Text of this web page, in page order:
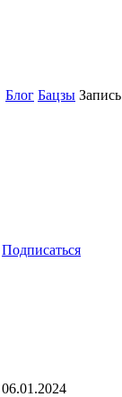
Блог Бацзы
Подписаться
06.01.2024